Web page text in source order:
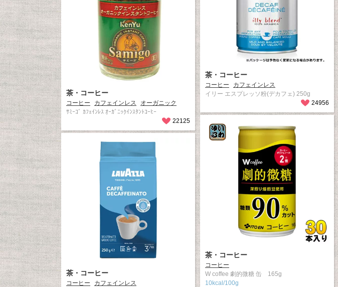
茶・コーヒー
コーヒー
カフェインレス
イリー エスプレッソ粉(デカフェ) 250g
24956
茶・コーヒー
コーヒー カフェインレス
オーガニック
ｻﾐｰｺﾞ ｶﾌｪｲﾝﾚｽ ｵｰｶﾞﾆｯｸｲﾝｽﾀﾝﾄｺｰﾋｰ
22125
茶・コーヒー
コーヒー
W coffee 劇的微糖 缶 165g
10kcal/100g
茶・コーヒー
コーヒー
カフェインレス